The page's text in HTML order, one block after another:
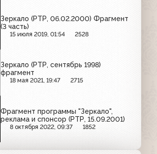
Зеркало (РТР, 06.02.2000) Фрагмент
(3 часть)
15 июля 2019, 01:54 2528
Зеркало (РТР, сентябрь 1998)
фрагмент
18 мая 2021, 19:47 2715
Фрагмент программы "Зеркало",
реклама и спонсор (РТР, 15.09.2001)
8 октября 2022, 09:37 1852